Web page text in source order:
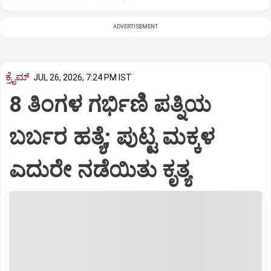
ADVERTISEMENT
ಕ್ರೈಮ್ JUL 26, 2026, 7:24 PM IST
8 ತಿಂಗಳ ಗರ್ಭಿಣಿ ಪತ್ನಿಯ
ಬರ್ಬರ ಹತ್ಯೆ; ಪುಟ್ಟ ಮಕ್ಕಳ
ಎದುರೇ ನಡೆಯಿತು ಕೃತ್ಯ